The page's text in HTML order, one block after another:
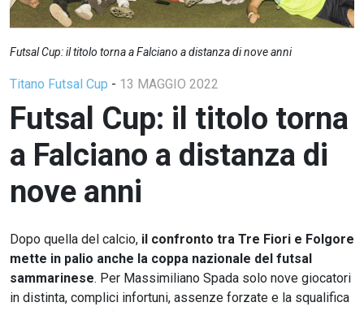
Futsal Cup: il titolo torna a Falciano a distanza di nove anni
Titano Futsal Cup - 13 MAGGIO 2022
Futsal Cup: il titolo torna
a Falciano a distanza di
nove anni
Dopo quella del calcio, il confronto tra Tre Fiori e Folgore
mette in palio anche la coppa nazionale del futsal
sammarinese. Per Massimiliano Spada solo nove giocatori
in distinta, complici infortuni, assenze forzate e la squalifica